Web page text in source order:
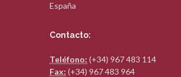
España
Contacto:
Teléfono: (+34) 967 483 114
Fax: (+34) 967 483 964